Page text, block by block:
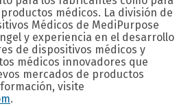
médicos. La división de
Médicos de MediPurpose
y experiencia en el desarrollo
de dispositivos médicos y
médicos innovadores que
mercados de productos
visite
.